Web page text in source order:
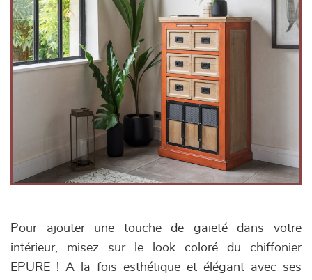
Pour ajouter une touche de gaieté dans votre
intérieur, misez sur le look coloré du chiffonier
EPURE ! A la fois esthétique et élégant avec ses